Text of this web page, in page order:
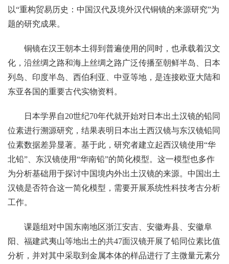
以“重构贸易历史：中国汉代及境外汉代铜镜的来源研究”为
题的研究成果。
铜镜在汉王朝本土得到普遍使用的同时，也承载着汉文
化，沿丝绸之路和海上丝绸之路广泛传播至朝鲜半岛、日本
列岛、印度半岛、西伯利亚、中亚等地，是连接欧亚大陆和
东亚各国的重要古代实物资料。
日本学界自20世纪70年代就开始对日本出土汉镜的铅同
位素进行溯源研究，结果表明日本出土西汉镜与东汉镜铅同
位素数据差异显著。基于此，研究者建立起西汉镜使用“华
北铅”、东汉镜使用“华南铅”的简化模型。这一模型也多作
为分析基础用于探讨中国境内外出土汉镜的来源。中国出土
汉镜是否符合这一简化模型，需要开展系统性科技考古分析
工作。
课题组对中国东南地区浙江安吉、安徽寿县、安徽阜
阳、福建武夷山等地出土的共47面汉镜开展了铅同位素比值
分析，并对其中采取到金属本体的样品进行了主微量元素分